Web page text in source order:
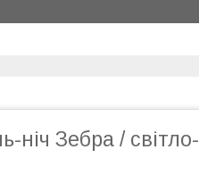
ніч Зебра / світло-